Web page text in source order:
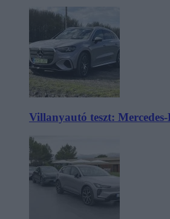
Villanyautó teszt: